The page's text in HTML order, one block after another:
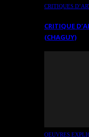
CRITIQUES
CRITIQUE
(CHAGUY)
OEUVRES